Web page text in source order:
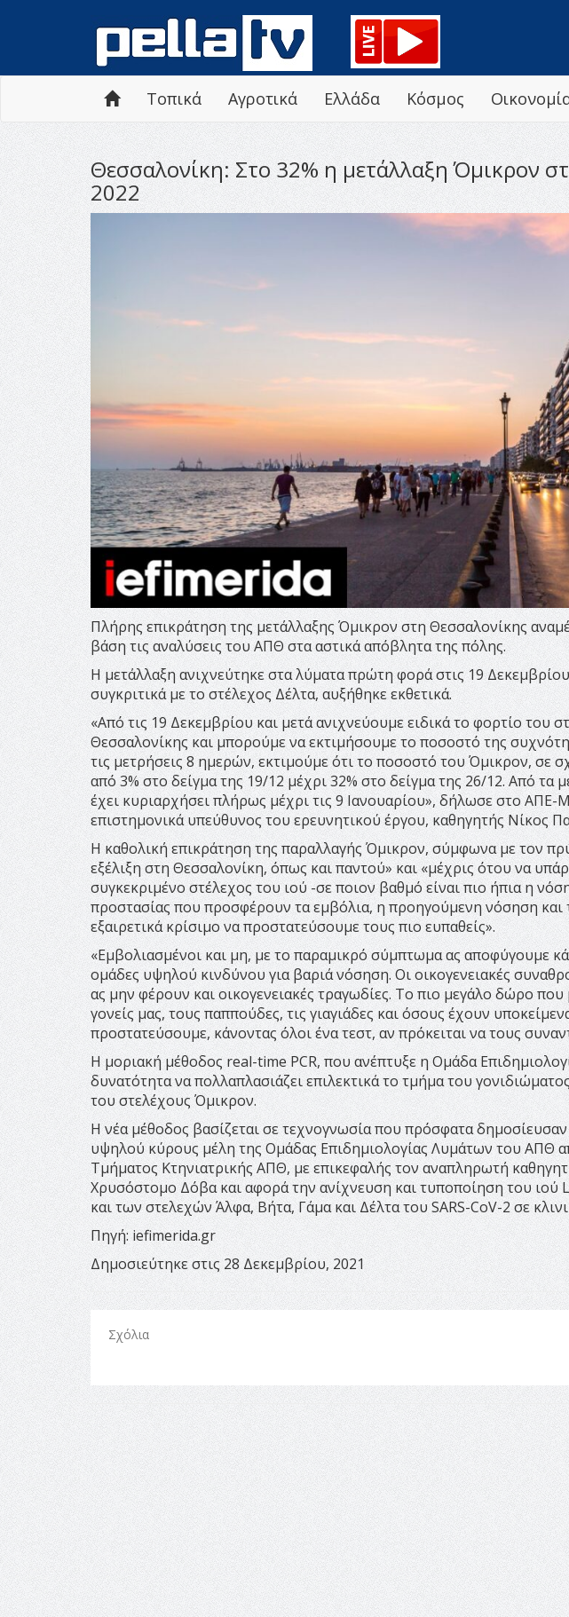
Τοπικά Αγροτικά Ελλάδα Κόσμος
Θεσσαλονίκη: Στο 32% η μετάλλαξη Όμικρον
2022
Πλήρης επικράτηση της μετάλλαξης Όμικρον στη Θεσσαλονίκης
βάση τις αναλύσεις του ΑΠΘ στα αστικά απόβλητα της πόλης.
Η μετάλλαξη ανιχνεύτηκε στα λύματα πρώτη φορά στις 19
συγκριτικά με το στέλεχος Δέλτα, αυξήθηκε εκθετικά.
«Από τις 19 Δεκεμβρίου και μετά ανιχνεύουμε ειδικά το φορτίο του
Θεσσαλονίκης και μπορούμε να εκτιμήσουμε το ποσοστό της
τις μετρήσεις 8 ημερών, εκτιμούμε ότι το ποσοστό του Όμικρον, σε
από 3% στο δείγμα της 19/12 μέχρι 32% στο δείγμα της 26/12. Από τα
έχει κυριαρχήσει πλήρως μέχρι τις 9 Ιανουαρίου», δήλωσε στο
επιστημονικά υπεύθυνος του ερευνητικού έργου, καθηγητής Νίκος
Η καθολική επικράτηση της παραλλαγής Όμικρον, σύμφωνα με τον
εξέλιξη στη Θεσσαλονίκη, όπως και παντού» και «μέχρις ότου να
συγκεκριμένο στέλεχος του ιού -σε ποιον βαθμό είναι πιο ήπια η
προστασίας που προσφέρουν τα εμβόλια, η προηγούμενη νόσηση και
εξαιρετικά κρίσιμο να προστατεύσουμε τους πιο ευπαθείς».
«Εμβολιασμένοι και μη, με το παραμικρό σύμπτωμα ας αποφύγουμε
ομάδες υψηλού κινδύνου για βαριά νόσηση. Οι οικογενειακές
ας μην φέρουν και οικογενειακές τραγωδίες. Το πιο μεγάλο δώρο
γονείς μας, τους παππούδες, τις γιαγιάδες και όσους έχουν
προστατεύσουμε, κάνοντας όλοι ένα τεστ, αν πρόκειται να τους
Η μοριακή μέθοδος real-time PCR, που ανέπτυξε η Ομάδα
δυνατότητα να πολλαπλασιάζει επιλεκτικά το τμήμα του
του στελέχους Όμικρον.
Η νέα μέθοδος βασίζεται σε τεχνογνωσία που πρόσφατα
υψηλού κύρους μέλη της Ομάδας Επιδημιολογίας Λυμάτων του ΑΠΘ
Τμήματος Κτηνιατρικής ΑΠΘ, με επικεφαλής τον αναπληρωτή
Χρυσόστομο Δόβα και αφορά την ανίχνευση και τυποποίηση του ιού
και των στελεχών Άλφα, Βήτα, Γάμα και Δέλτα του SARS-CoV-2 σε
Πηγή: iefimerida.gr
Δημοσιεύτηκε στις 28 Δεκεμβρίου, 2021
Σχόλια